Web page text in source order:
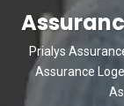
Prialys
Assurance